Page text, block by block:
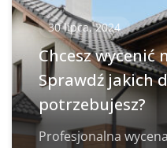
30 lipca, 2024
Chcesz wycenić
Sprawdź jakich
potrzebujesz?
Profesjonalna